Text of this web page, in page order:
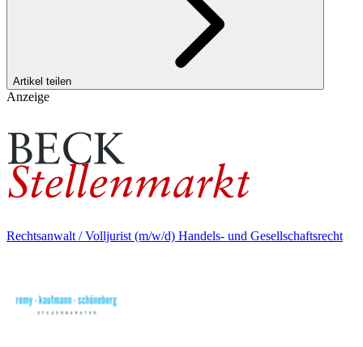
Artikel teilen
Anzeige
Rechtsanwalt / Volljurist (m/w/d) Handels- und Gesellschaftsrecht